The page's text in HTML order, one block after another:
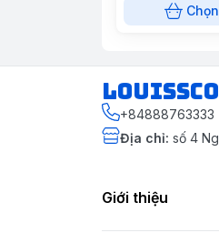
+84888763333
Địa chỉ: số 4
Giới thiệu